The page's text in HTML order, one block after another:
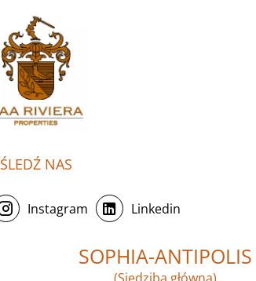
ŚLEDŹ NAS
Instagram Linkedin
SOPHIA-ANTIPOLIS